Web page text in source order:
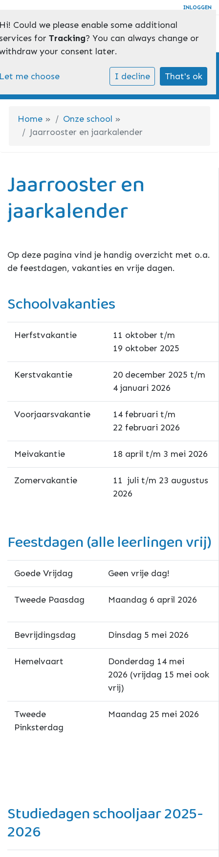
INLOGGEN
Jaarrooster
Overzicht schoolvakanties, studiedagen en bijzondere dagen
Home » Onze school »
Jaarrooster en jaarkalender
Jaarrooster en
jaarkalender
Op deze pagina vind je handig overzicht met o.a.
de feestdagen, vakanties en vrije dagen.
Schoolvakanties
Herfstvakantie
11 oktober t/m
19 oktober 2025
Kerstvakantie
20 december 2025 t/m
4 januari 2026
Voorjaarsvakantie
14 februari t/m
22 februari 2026
Meivakantie 18 april t/m 3 mei 2026
Zomervakantie
11 juli t/m 23 augustus
2026
Feestdagen (alle leerlingen vrij)
Goede Vrijdag Geen vrije dag!
Tweede Paasdag Maandag 6 april 2026
Bevrijdingsdag Dinsdag 5 mei 2026
Hemelvaart
Donderdag 14 mei
2026 (vrijdag 15 mei ook
vrij)
Tweede
Pinksterdag
Maandag 25 mei 2026
Studiedagen schooljaar 2025-
2026
Could we please enable some additional
for Tracking? You can always change or
your consent later.
me choose I decline That's ok